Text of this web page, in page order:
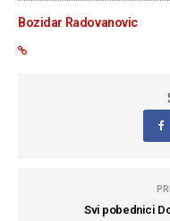
Bozidar Radovanovic
Svi pobednici